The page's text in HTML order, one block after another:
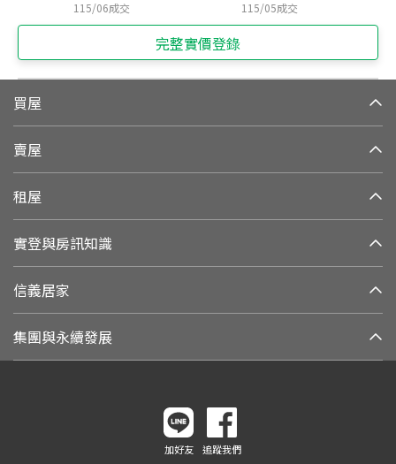
115/06成交 115/05成交
完整實價登錄
買屋
賣屋
租屋
實登與房訊知識
信義居家
集團與永續發展
加好友 追蹤我們